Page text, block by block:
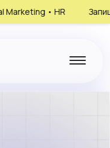
Запишись на